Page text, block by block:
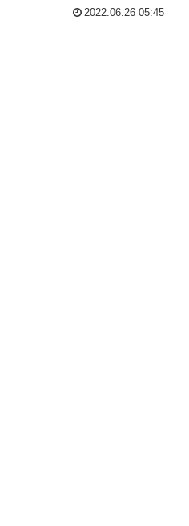
2022.06.26 05:45